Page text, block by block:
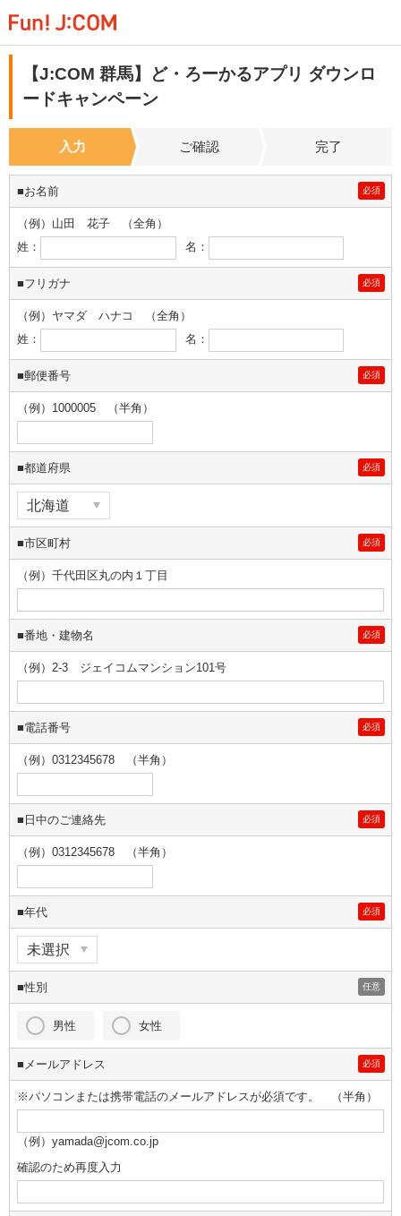
【J:COM 群馬】ど・ろーかるアプリ ダウンロ
ードキャンペーン
入力 ご確認 完了
■お名前 必須
（例）山田 花子 （全角）
姓：
名：
■フリガナ 必須
（例）ヤマダ ハナコ （全角）
姓：
名：
■郵便番号 必須
（例）1000005 （半角）
■都道府県 必須
■市区町村 必須
（例）千代田区丸の内１丁目
■番地・建物名 必須
（例）2-3 ジェイコムマンション101号
■電話番号 必須
（例）0312345678 （半角）
■日中のご連絡先 必須
（例）0312345678 （半角）
■年代 必須
■性別 任意
男性 女性
■メールアドレス 必須
※パソコンまたは携帯電話のメールアドレスが必須です。 （半角）
（例）yamada@jcom.co.jp
確認のため再度入力